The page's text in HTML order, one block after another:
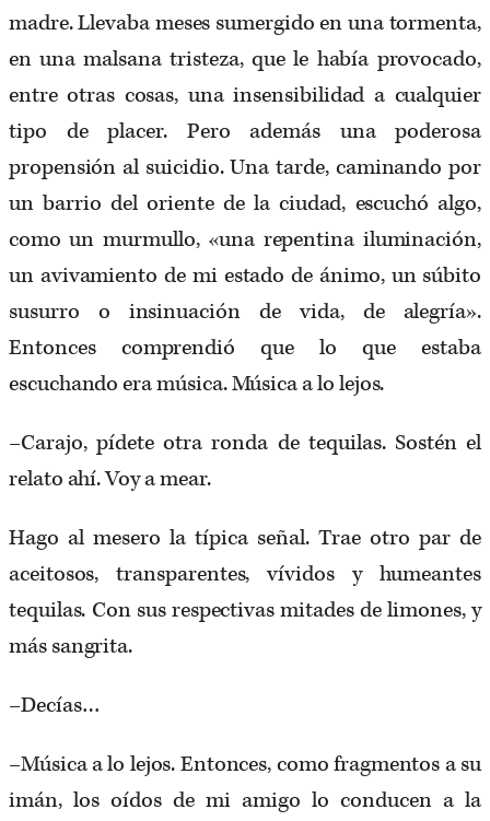
madre. Llevaba meses sumergido en una tormenta,
en una malsana tristeza, que le había provocado,
entre otras cosas, una insensibilidad a cualquier
tipo de placer. Pero además una poderosa
propensión al suicidio. Una tarde, caminando por
un barrio del oriente de la ciudad, escuchó algo,
como un murmullo, «una repentina iluminación,
un avivamiento de mi estado de ánimo, un súbito
susurro o insinuación de vida, de alegría».
Entonces comprendió que lo que estaba
escuchando era música. Música a lo lejos.
–Carajo, pídete otra ronda de tequilas. Sostén el
relato ahí. Voy a mear.
Hago al mesero la típica señal. Trae otro par de
aceitosos, transparentes, vívidos y humeantes
tequilas. Con sus respectivas mitades de limones, y
más sangrita.
–Decías…
–Música a lo lejos. Entonces, como fragmentos a su
imán, los oídos de mi amigo lo conducen a la